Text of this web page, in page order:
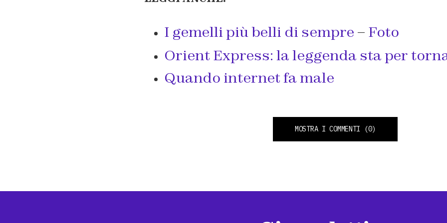
I gemelli più belli di sempre – Foto
Orient Express: la leggenda sta per
Quando internet fa male
MOSTRA I COMMENTI (0)